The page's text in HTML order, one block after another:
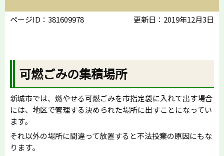
ページID：381609978 更新日：2019年12月3日
可燃ごみの集積場所
新城市では、燃やせる可燃ごみを市指定袋に入れて出す場合
には、地区で管理する決められた場所に出すことになってい
ます。
それ以外の場所に間違って放置すると不法投棄の原因にもな
ります。